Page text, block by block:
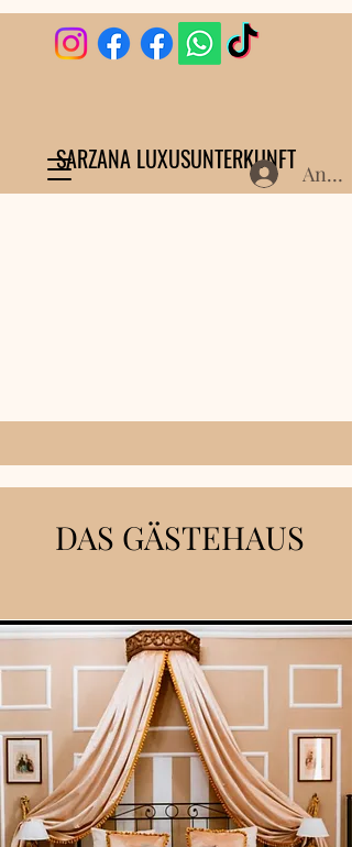
SARZANA LUXUSUNTERKUNFT
DAS GÄSTEHAUS